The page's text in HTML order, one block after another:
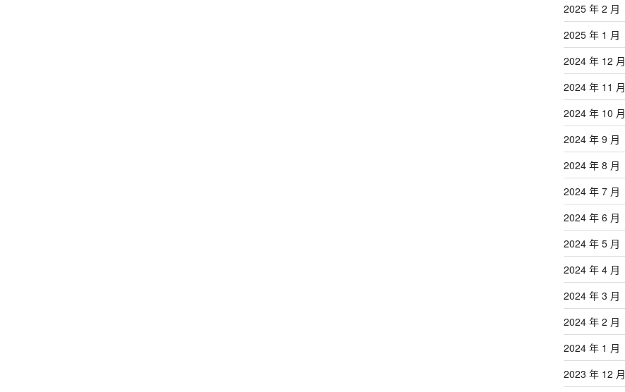
2025 年 2 月
2025 年 1 月
2024 年 12 月
2024 年 11 月
2024 年 10 月
2024 年 9 月
2024 年 8 月
2024 年 7 月
2024 年 6 月
2024 年 5 月
2024 年 4 月
2024 年 3 月
2024 年 2 月
2024 年 1 月
2023 年 12 月